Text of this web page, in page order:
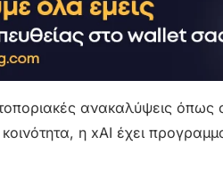
ανακαλύψεις όπως
η xAI έχει